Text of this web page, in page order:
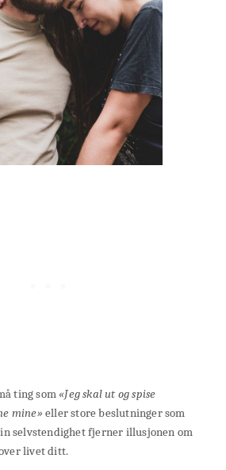
ting som«Jeg skal ut og spise
mine» eller store beslutninger som
selvstendighet fjerner illusjonen om
livet ditt.